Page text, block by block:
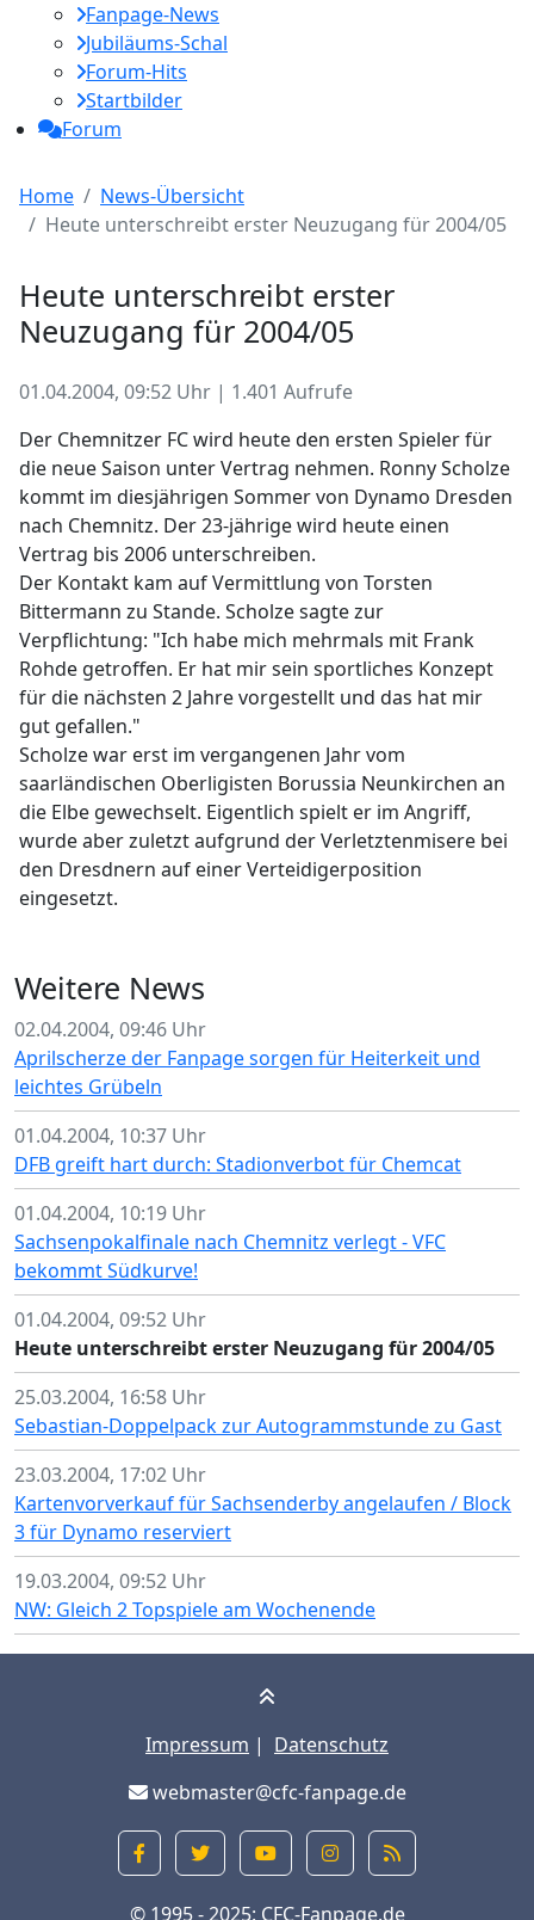
Fanpage-News
Jubiläums-Schal
Forum-Hits
Startbilder
Forum
Home
News-Übersicht
Heute unterschreibt erster Neuzugang für 2004/05
Heute unterschreibt erster
Neuzugang für 2004/05
01.04.2004, 09:52 Uhr | 1.401 Aufrufe
Der Chemnitzer FC wird heute den ersten Spieler für
die neue Saison unter Vertrag nehmen. Ronny Scholze
kommt im diesjährigen Sommer von Dynamo Dresden
nach Chemnitz. Der 23-jährige wird heute einen
Vertrag bis 2006 unterschreiben.
Der Kontakt kam auf Vermittlung von Torsten
Bittermann zu Stande. Scholze sagte zur
Verpflichtung: "Ich habe mich mehrmals mit Frank
Rohde getroffen. Er hat mir sein sportliches Konzept
für die nächsten 2 Jahre vorgestellt und das hat mir
gut gefallen."
Scholze war erst im vergangenen Jahr vom
saarländischen Oberligisten Borussia Neunkirchen an
die Elbe gewechselt. Eigentlich spielt er im Angriff,
wurde aber zuletzt aufgrund der Verletztenmisere bei
den Dresdnern auf einer Verteidigerposition
eingesetzt.
Weitere News
02.04.2004, 09:46 Uhr
Aprilscherze der Fanpage sorgen für Heiterkeit und
leichtes Grübeln
01.04.2004, 10:37 Uhr
DFB greift hart durch: Stadionverbot für Chemcat
01.04.2004, 10:19 Uhr
Sachsenpokalfinale nach Chemnitz verlegt - VFC
bekommt Südkurve!
01.04.2004, 09:52 Uhr
Heute unterschreibt erster Neuzugang für 2004/05
25.03.2004, 16:58 Uhr
Sebastian-Doppelpack zur Autogrammstunde zu Gast
23.03.2004, 17:02 Uhr
Kartenvorverkauf für Sachsenderby angelaufen / Block
3 für Dynamo reserviert
19.03.2004, 09:52 Uhr
NW: Gleich 2 Topspiele am Wochenende
Impressum | Datenschutz
webmaster@cfc-fanpage.de
© 1995 - 2025: CFC-Fanpage.de